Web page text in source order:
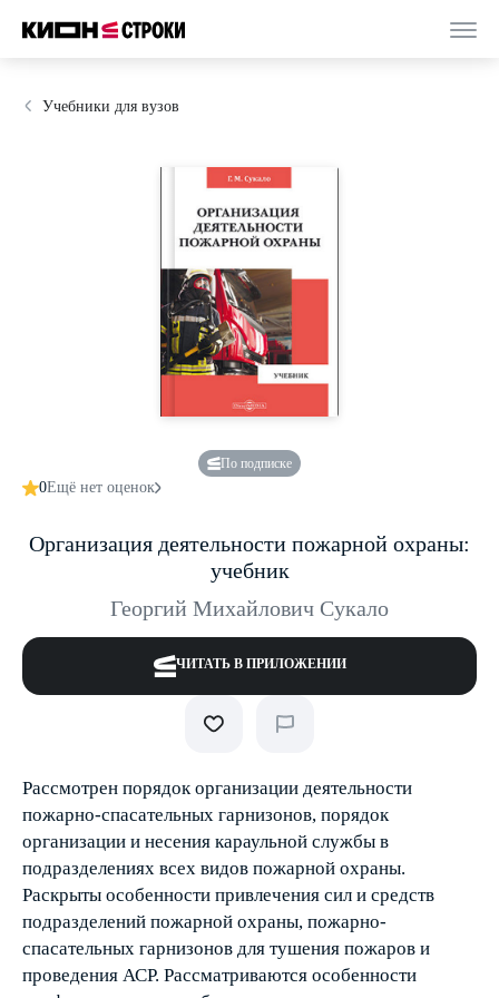
Учебники для вузов
По подписке
0Ещё нет оценок
Организация деятельности пожарной охраны:
учебник
Георгий Михайлович Сукало
ЧИТАТЬ В ПРИЛОЖЕНИИ
Рассмотрен порядок организации деятельности
пожарно-спасательных гарнизонов, порядок
организации и несения караульной службы в
подразделениях всех видов пожарной охраны.
Раскрыты особенности привлечения сил и средств
подразделений пожарной охраны, пожарно-
спасательных гарнизонов для тушения пожаров и
проведения АСР. Рассматриваются особенности